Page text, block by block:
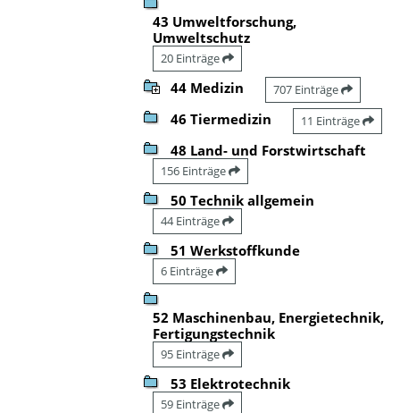
43 Umweltforschung,
Umweltschutz
20 Einträge
44 Medizin 707 Einträge
46 Tiermedizin 11 Einträge
48 Land- und Forstwirtschaft
156 Einträge
50 Technik allgemein
44 Einträge
51 Werkstoffkunde
6 Einträge
52 Maschinenbau, Energietechnik,
Fertigungstechnik
95 Einträge
53 Elektrotechnik
59 Einträge